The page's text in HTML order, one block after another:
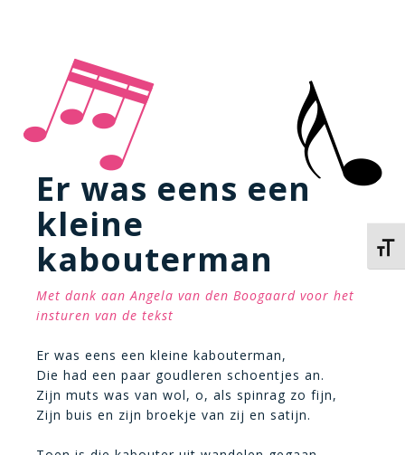
Er was eens een
kleine
kabouterman
Met dank aan Angela van den Boogaard voor het
insturen van de tekst
Er was eens een kleine kabouterman,
Die had een paar goudleren schoentjes an.
Zijn muts was van wol, o, als spinrag zo fijn,
Zijn buis en zijn broekje van zij en satijn.